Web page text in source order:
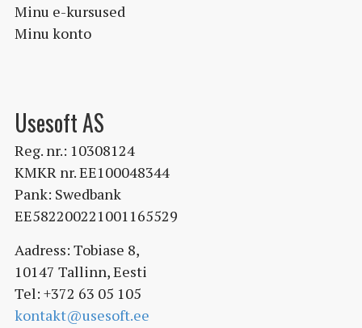
Minu e-kursused
Minu konto
Usesoft AS
Reg. nr.: 10308124
KMKR nr. EE100048344
Pank: Swedbank
EE582200221001165529
Aadress: Tobiase 8,
10147 Tallinn, Eesti
Tel: +372 63 05 105
kontakt@usesoft.ee